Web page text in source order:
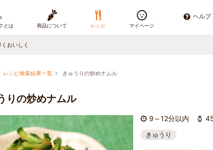
ヘルプ
とは 商品について レシピ マイページ
おいしく
レシピ検索結果一覧 きゅうりの炒めナムル
りの炒めナムル
9～12分以内
きゅうり